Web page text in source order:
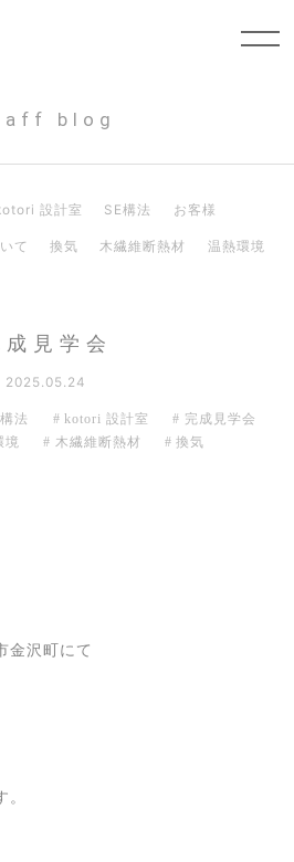
blog
設計室 SE構法 お客様
て 換気 木繊維断熱材
温熱環境
成見学会
2025.05.24
法 kotori 設計室
完成見学会
境 木繊維断熱材 換気
金沢町にて